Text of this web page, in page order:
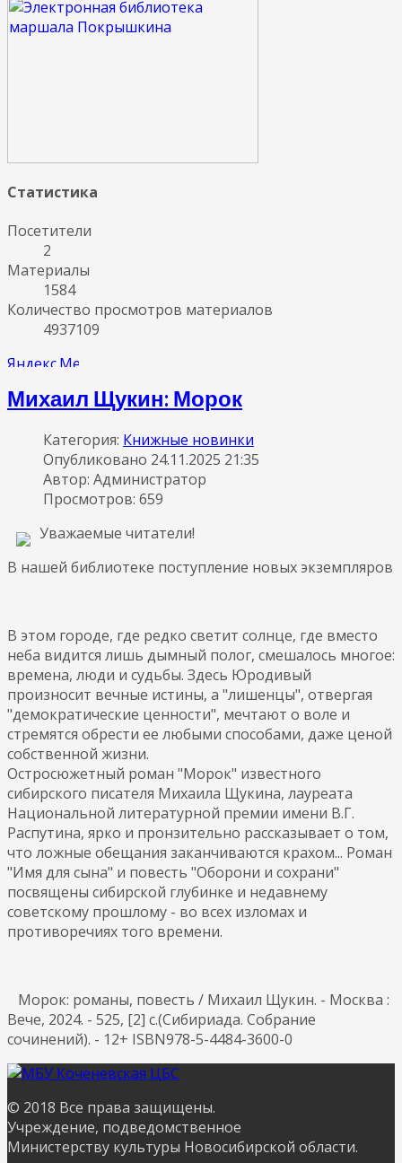
Статистика
Посетители
2
Материалы
1584
Количество просмотров материалов
4937109
Михаил Щукин: Морок
Категория: Книжные новинки
Опубликовано 24.11.2025 21:35
Автор: Администратор
Просмотров: 659
Уважаемые читатели!
В нашей библиотеке поступление новых экземпляров
В этом городе, где редко светит солнце, где вместо
неба видится лишь дымный полог, смешалось многое:
времена, люди и судьбы. Здесь Юродивый
произносит вечные истины, а "лишенцы", отвергая
"демократические ценности", мечтают о воле и
стремятся обрести ее любыми способами, даже ценой
собственной жизни.
Остросюжетный роман "Морок" известного
сибирского писателя Михаила Щукина, лауреата
Национальной литературной премии имени В.Г.
Распутина, ярко и пронзительно рассказывает о том,
что ложные обещания заканчиваются крахом... Роман
"Имя для сына" и повесть "Оборони и сохрани"
посвящены сибирской глубинке и недавнему
советскому прошлому - во всех изломах и
противоречиях того времени.
Морок: романы, повесть / Михаил Щукин. - Москва :
Вече, 2024. - 525, [2] с.(Сибириада. Собрание
сочинений). - 12+ ISBN978-5-4484-3600-0
© 2018 Все права защищены.
Учреждение, подведомственное
Министерству культуры Новосибирской области.